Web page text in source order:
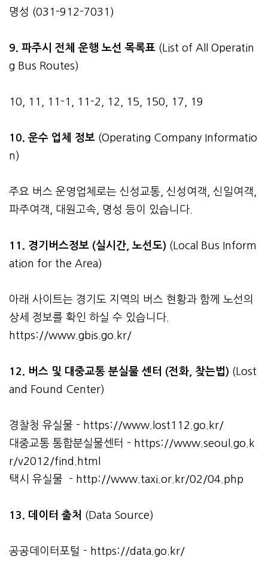
명성 (031-912-7031)
9. 파주시 전체 운행 노선 목록표 (List of All Operatin
g Bus Routes)
10, 11, 11-1, 11-2, 12, 15, 150, 17, 19
10. 운수 업체 정보 (Operating Company Informatio
n)
주요 버스 운영업체로는 신성교통, 신성여객, 신일여객,
파주여객, 대원고속, 명성 등이 있습니다.
11. 경기버스정보 (실시간, 노선도) (Local Bus Inform
ation for the Area)
아래 사이트는 경기도 지역의 버스 현황과 함께 노선의
상세 정보를 확인 하실 수 있습니다.
https://www.gbis.go.kr/
12. 버스 및 대중교통 분실물 센터 (전화, 찾는법) (Lost
and Found Center)
경찰청 유실물 - https://www.lost112.go.kr/
대중교통 통합분실물센터 - https://www.seoul.go.k
r/v2012/find.html
택시 유실물 - http://www.taxi.or.kr/02/04.php
13. 데이터 출처 (Data Source)
공공데이터포털 - https://data.go.kr/